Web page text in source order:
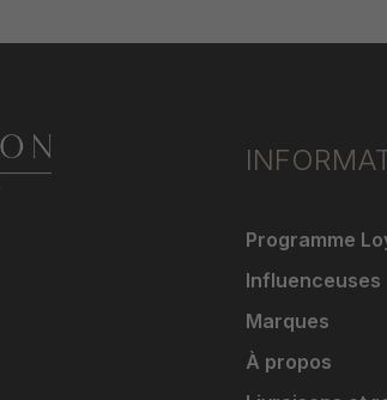
Programme
Influenceuses
Marques
À propos